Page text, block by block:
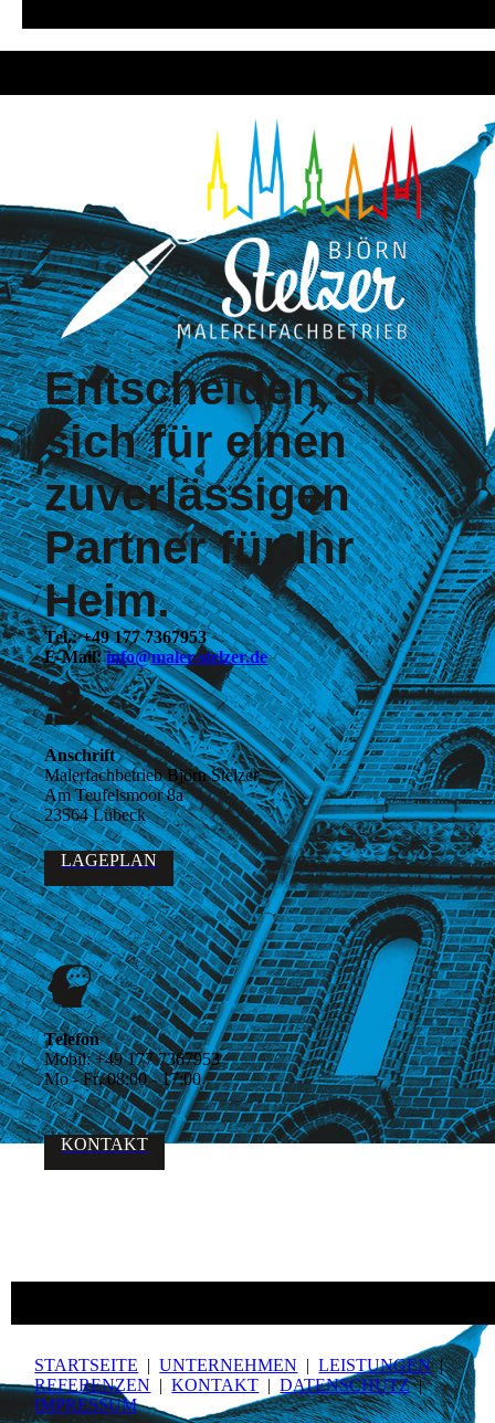
Entscheiden Sie
sich für einen
zuver­lässigen
Partner für Ihr
Heim.
Tel.: +49 177 7367953
E-Mail:info@maler-stelzer.de
Anschrift
Malerfachbetrieb Björn Stelzer
Am Teufelsmoor 8a
23564 Lübeck
LAGEPLAN
Telefon
Mobil:+49 177 7367953
Mo - Fr.08:00 - 17:00
KONTAKT
STARTSEITE |UNTERNEHMEN |LEISTUNGEN|
REFERENZEN |KONTAKT |DATEN­SCHUTZ|
IMPRESSUM